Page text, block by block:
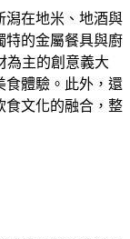
潟在地米、地酒與
特的金屬餐具與廚
為主的創意義大
食體驗。此外，還
食文化的融合，整